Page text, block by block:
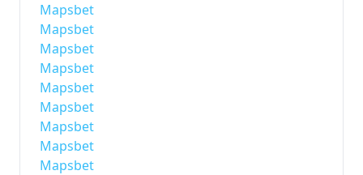
Mapsbet
Mapsbet
Mapsbet
Mapsbet
Mapsbet
Mapsbet
Mapsbet
Mapsbet
Mapsbet